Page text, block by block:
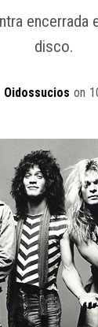
disco.
Oidossucios on